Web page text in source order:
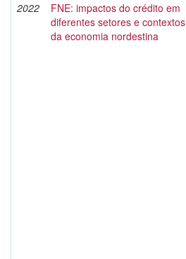
2022
FNE: impactos do crédito em
diferentes setores e contextos
da economia nordestina